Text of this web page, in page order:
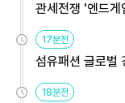
관세전쟁 '엔드
용해야
17분전
섬유패션 글로벌
원
18분전